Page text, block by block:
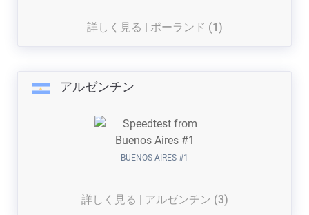
詳しく見る | ポーランド (1)
アルゼンチン
BUENOS AIRES #1
詳しく見る | アルゼンチン (3)